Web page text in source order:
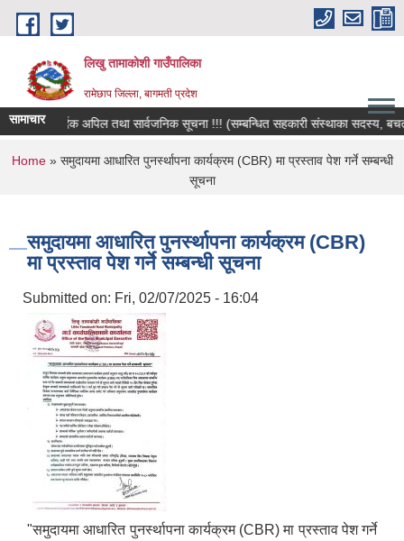
Skip to main content
लिखु तामाकोशी गाउँपालिका
रामेछाप जिल्ला, बागमती प्रदेश
सामाचारहार्दिक अपिल तथा सार्वजनिक सूचना !!! (सम्बन्धित सहकारी संस्थाका सदस्य,
You are here
Home» समुदायमा आधारित पुनर्स्थापना कार्यक्रम (CBR) मा प्रस्ताव पेश गर्ने सम्बन्धी
सूचना
समुदायमा आधारित पुनर्स्थापना कार्यक्रम (CBR)
मा प्रस्ताव पेश गर्ने सम्बन्धी सूचना
Submitted on: Fri, 02/07/2025 - 16:04
"समुदायमा आधारित पुनर्स्थापना कार्यक्रम (CBR) मा प्रस्ताव पेश गर्ने